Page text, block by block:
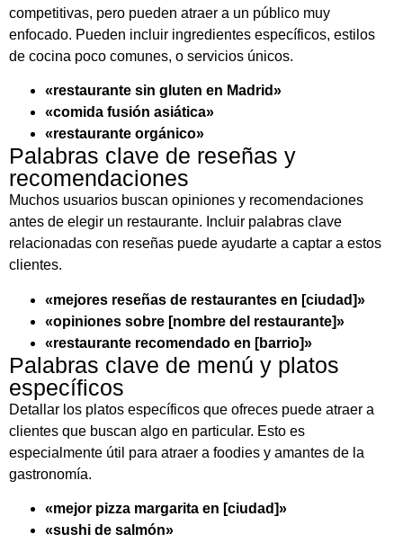
competitivas, pero pueden atraer a un público muy
enfocado. Pueden incluir ingredientes específicos, estilos
de cocina poco comunes, o servicios únicos.
«restaurante sin gluten en Madrid»
«comida fusión asiática»
«restaurante orgánico»
Palabras clave de reseñas y
recomendaciones
Muchos usuarios buscan opiniones y recomendaciones
antes de elegir un restaurante. Incluir palabras clave
relacionadas con reseñas puede ayudarte a captar a estos
clientes.
«mejores reseñas de restaurantes en [ciudad]»
«opiniones sobre [nombre del restaurante]»
«restaurante recomendado en [barrio]»
Palabras clave de menú y platos
específicos
Detallar los platos específicos que ofreces puede atraer a
clientes que buscan algo en particular. Esto es
especialmente útil para atraer a foodies y amantes de la
gastronomía.
«mejor pizza margarita en [ciudad]»
«sushi de salmón»